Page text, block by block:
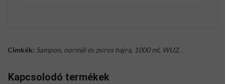
Címkék: Sampon, normál és zsíros hajra, 1000 ml, WU2, .
Kapcsolodó termékek